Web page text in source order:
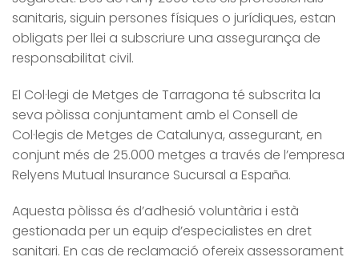
sanitaris, siguin persones físiques o jurídiques, estan
obligats per llei a subscriure una assegurança de
responsabilitat civil.
El Col·legi de Metges de Tarragona té subscrita la
seva pòlissa conjuntament amb el Consell de
Col·legis de Metges de Catalunya, assegurant, en
conjunt més de 25.000 metges a través de l’empresa
Relyens Mutual Insurance Sucursal a España.
Aquesta pòlissa és d’adhesió voluntària i està
gestionada per un equip d’especialistes en dret
sanitari. En cas de reclamació ofereix assessorament